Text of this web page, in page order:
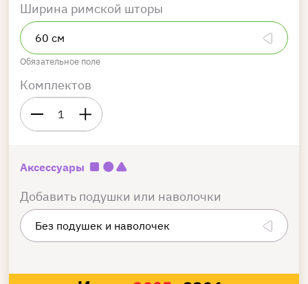
Ширина римской шторы
Обязательное поле
Комплектов
1
Аксессуары
Добавить подушки или наволочки